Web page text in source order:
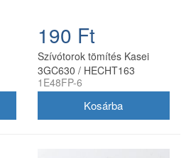
190 Ft
Szívótorok tömítés Kasei
3GC630 / HECHT163
1E48FP-6